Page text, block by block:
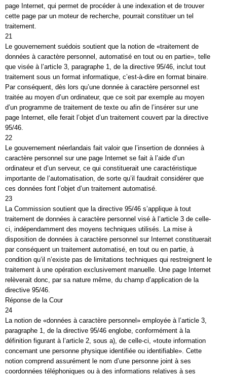
page Internet, qui permet de procéder à une indexation et de trouver
cette page par un moteur de recherche, pourrait constituer un tel
traitement.
21
Le gouvernement suédois soutient que la notion de «traitement de
données à caractère personnel, automatisé en tout ou en partie», telle
que visée à l’article 3, paragraphe 1, de la directive 95/46, inclut tout
traitement sous un format informatique, c’est-à-dire en format binaire.
Par conséquent, dès lors qu’une donnée à caractère personnel est
traitée au moyen d’un ordinateur, que ce soit par exemple au moyen
d’un programme de traitement de texte ou afin de l’insérer sur une
page Internet, elle ferait l’objet d’un traitement couvert par la directive
95/46.
22
Le gouvernement néerlandais fait valoir que l’insertion de données à
caractère personnel sur une page Internet se fait à l’aide d’un
ordinateur et d’un serveur, ce qui constituerait une caractéristique
importante de l’automatisation, de sorte qu’il faudrait considérer que
ces données font l’objet d’un traitement automatisé.
23
La Commission soutient que la directive 95/46 s’applique à tout
traitement de données à caractère personnel visé à l’article 3 de celle-
ci, indépendamment des moyens techniques utilisés. La mise à
disposition de données à caractère personnel sur Internet constituerait
par conséquent un traitement automatisé, en tout ou en partie, à
condition qu’il n’existe pas de limitations techniques qui restreignent le
traitement à une opération exclusivement manuelle. Une page Internet
relèverait donc, par sa nature même, du champ d’application de la
directive 95/46.
Réponse de la Cour
24
La notion de «données à caractère personnel» employée à l’article 3,
paragraphe 1, de la directive 95/46 englobe, conformément à la
définition figurant à l’article 2, sous a), de celle-ci, «toute information
concernant une personne physique identifiée ou identifiable». Cette
notion comprend assurément le nom d’une personne joint à ses
coordonnées téléphoniques ou à des informations relatives à ses